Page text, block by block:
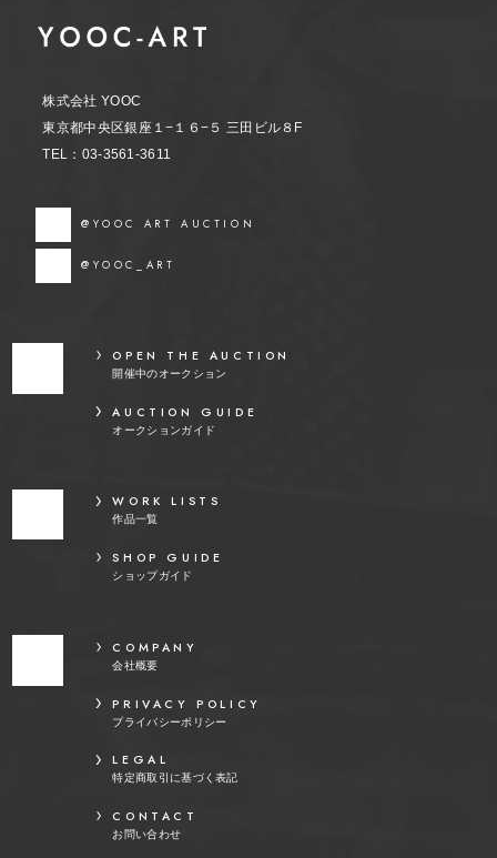
株式会社 YOOC
東京都中央区銀座１−１６−５ 三田ビル８F
TEL：03-3561-3611
@YOOC ART AUCTION
@YOOC_ART
OPEN THE AUCTION
開催中のオークション
AUCTION GUIDE
オークションガイド
WORK LISTS
作品一覧
SHOP GUIDE
ショップガイド
COMPANY
会社概要
PRIVACY POLICY
プライバシーポリシー
LEGAL
特定商取引に基づく表記
CONTACT
お問い合わせ